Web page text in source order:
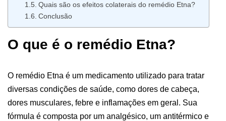
Quais são os efeitos colaterais do remédio Etna?
Conclusão
O que é o remédio Etna?
O remédio Etna é um medicamento utilizado para tratar
diversas condições de saúde, como dores de cabeça,
dores musculares, febre e inflamações em geral. Sua
fórmula é composta por um analgésico, um antitérmico e